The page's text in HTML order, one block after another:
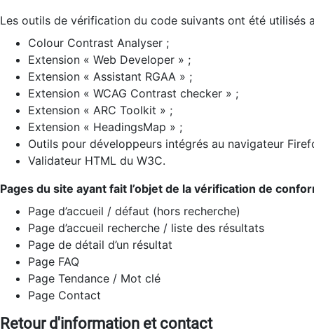
Les outils de vérification du code suivants ont été utilisés
Colour Contrast Analyser ;
Extension « Web Developer » ;
Extension « Assistant RGAA » ;
Extension « WCAG Contrast checker » ;
Extension « ARC Toolkit » ;
Extension « HeadingsMap » ;
Outils pour développeurs intégrés au navigateur
Validateur HTML du W3C.
Pages du site ayant fait l’objet de la vérification de
Page d’accueil / défaut (hors recherche)
Page d’accueil recherche / liste des résultats
Page de détail d’un résultat
Page FAQ
Page Tendance / Mot clé
Page Contact
Retour d'information et contact